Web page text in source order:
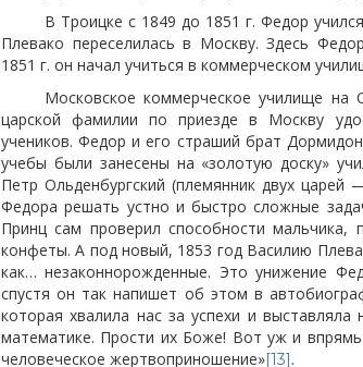
В Троицке с 1849 до 1851 г. Федор
Плевако переселилась в Москву. Здесь
1851 г. он начал учиться в коммерческом
Московское коммерческое училище
царской фамилии по приезде в Москву
учеников. Федор и его страший брат
учебы были занесены на «золотую доску»
Петр Ольденбургский (племянник двух
Федора решать устно и быстро сложные
Принц сам проверил способности
конфеты. А под новый, 1853 год Василию
как… незаконнорожденные. Это унижение
спустя он так напишет об этом в
которая хвалила нас за успехи и
математике. Прости их Боже! Вот уж и
человеческое жертвоприношение»[13].